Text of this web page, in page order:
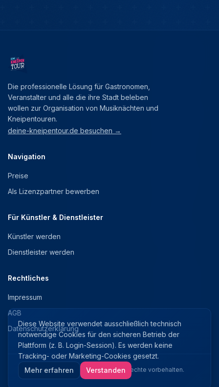
Diese Website verwendet ausschließlich technisch
notwendige Cookies für den sicheren Betrieb der
Plattform (z. B. Login-Session). Es werden keine
Tracking- oder Marketing-Cookies gesetzt.
Mehr erfahren
Verstanden
Die professionelle Lösung für Gastronomen,
Veranstalter und alle die ihre Stadt beleben
wollen zur Organisation von Musiknächten und
Kneipentouren.
deine-kneipentour.de besuchen →
Navigation
Preise
Als Lizenzpartner bewerben
Für Künstler & Dienstleister
Künstler werden
Dienstleister werden
Rechtliches
Impressum
AGB
Datenschutzerklärung
©2026Deine Kneipentour. Alle Rechte vorbehalten.